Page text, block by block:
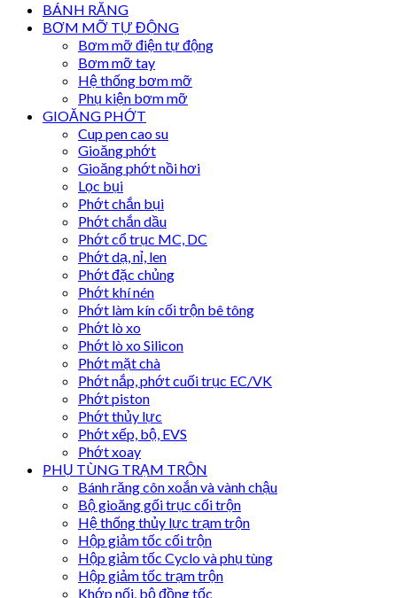
BÁNH RĂNG
BƠM MỠ TỰ ĐỘNG
Bơm mỡ điện tự động
Bơm mỡ tay
Hệ thống bơm mỡ
Phụ kiện bơm mỡ
GIOĂNG PHỚT
Cup pen cao su
Gioăng phớt
Gioăng phớt nồi hơi
Lọc bụi
Phớt chắn bụi
Phớt chắn dầu
Phớt cổ trục MC, DC
Phớt dạ, nỉ, len
Phớt đặc chủng
Phớt khí nén
Phớt làm kín cối trộn bê tông
Phớt lò xo
Phớt lò xo Silicon
Phớt mặt chà
Phớt nắp, phớt cuối trục EC/VK
Phớt piston
Phớt thủy lực
Phớt xếp, bộ, EVS
Phớt xoay
PHỤ TÙNG TRẠM TRỘN
Bánh răng côn xoắn và vành chậu
Bộ gioăng gối trục cối trộn
Hệ thống thủy lực trạm trộn
Hộp giảm tốc cối trộn
Hộp giảm tốc Cyclo và phụ tùng
Hộp giảm tốc trạm trộn
Khớp nối, bộ đồng tốc